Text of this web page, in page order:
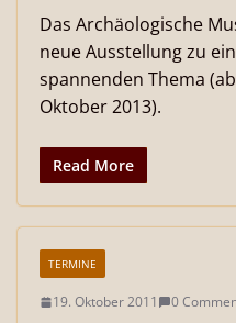
Das Archäologische
neue Ausstellung zu
spannenden Thema
Oktober 2013).
Read More
TERMINE
19. Oktober 2011 0